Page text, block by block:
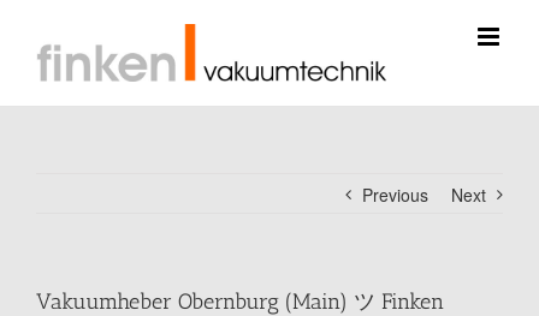
content
Previous Next
Vakuumheber Obernburg (Main) ツ Finken